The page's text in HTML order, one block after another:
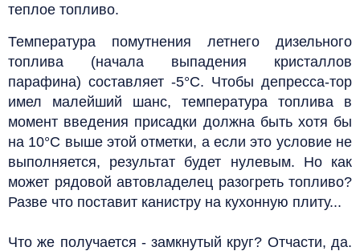
теплое топливо.
Температура помутнения летнего дизельного
топлива (начала выпадения кристаллов
парафина) составляет -5°С. Чтобы депресса-тор
имел малейший шанс, температура топлива в
момент введения присадки должна быть хотя бы
на 10°С выше этой отметки, а если это условие не
выполняется, результат будет нулевым. Но как
может рядовой автовладелец разогреть топливо?
Разве что поставит канистру на кухонную плиту...
Что же получается - замкнутый круг? Отчасти, да.